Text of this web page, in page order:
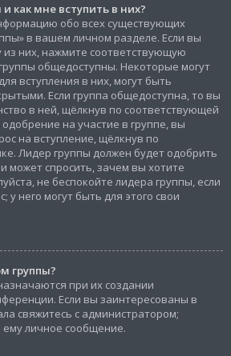
как мне вступить в них?
обо всех существующих
в вашем личном разделе. Если вы
из них, нажмите соответствующую
общедоступны. Некоторые могут
вступления в них, могут быть
Если группа общедоступна, то вы
в ней, щёлкнув по соответствующей
одобрение на участие в группе, вы
на вступление, щёлкнув по
Лидер группы должен будет одобрить
может спросить, зачем вы хотите
не беспокойте лидера группы, если
у него могут быть для этого свои
группы?
при их создании
Если вы заинтересованы в
свяжитесь с администратором;
личное сообщение.